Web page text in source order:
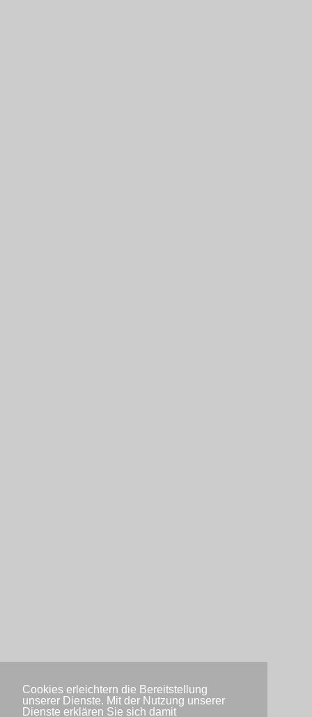
Cookies erleichtern die Bereitstellung
unserer Dienste. Mit der Nutzung unserer
Dienste erklären Sie sich damit